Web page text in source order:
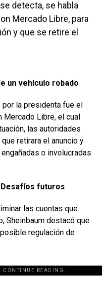
detecta, se habla
Mercado Libre, para
y que se retire el
un vehículo robado
la presidenta fue el
Mercado Libre, el cual
las autoridades
retirara el anuncio y
o involucradas
futuros
las cuentas que
Sheinbaum destacó que
regulación de
CONTINUE READING.